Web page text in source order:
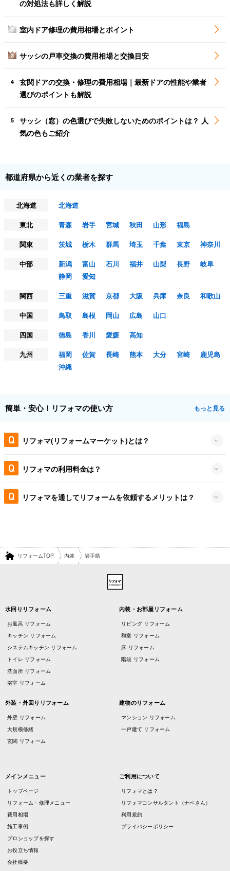
の対処法も詳しく解説
2 室内ドア修理の費用相場とポイント
3 サッシの戸車交換の費用相場と交換目安
4
玄関ドアの交換・修理の費用相場｜最新ドアの性能や業者
選びのポイントも解説
5
サッシ（窓）の色選びで失敗しないためのポイントは？ 人
気の色もご紹介
都道府県から近くの業者を探す
北海道
北海道
東北
青森 岩手 宮城 秋田 山形
福島
関東
茨城 栃木 群馬 埼玉 千葉 東京
神奈川
中部
新潟 富山 石川 福井 山梨 長野
岐阜
静岡
愛知
関西
三重 滋賀 京都 大阪 兵庫 奈良
和歌山
中国
鳥取 島根 岡山 広島
山口
四国
徳島 香川 愛媛
高知
九州
福岡 佐賀 長崎 熊本 大分 宮崎
鹿児島
沖縄
簡単・安心！リフォマの使い方 もっと見る
リフォマ(リフォームマーケット)とは？
リフォマの利用料金は？
リフォマを通してリフォームを依頼するメリットは？
リフォームTOP 内装 岩手県
水回りリフォーム
お風呂 リフォーム
キッチン リフォーム
システムキッチン リフォーム
トイレ リフォーム
洗面所 リフォーム
浴室 リフォーム
内装・お部屋リフォーム
リビング リフォーム
和室 リフォーム
床 リフォーム
階段 リフォーム
外装・外回りリフォーム
外壁 リフォーム
大規模修繕
玄関 リフォーム
建物のリフォーム
マンション リフォーム
一戸建て リフォーム
メインメニュー
トップページ
リフォーム・修理メニュー
費用相場
施工事例
プロショップを探す
お役立ち情報
会社概要
ご利用について
リフォマとは？
リフォマコンサルタント（ナベさん）
利用規約
プライバシーポリシー